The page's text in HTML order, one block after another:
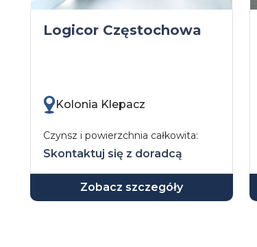
Logicor Częstochowa
Kolonia Klepacz
Czynsz i powierzchnia całkowita:
Skontaktuj się z doradcą
Zobacz szczegóły